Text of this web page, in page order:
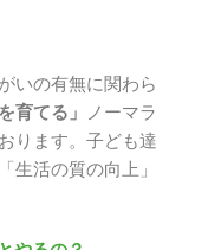
いの有無に関わら
育てる」
ノーマラ
ります。子ども達
生活の質の向上」